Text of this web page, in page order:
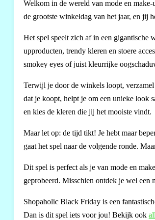
Welkom in de wereld van mode en
de grootste winkeldag van het jaar, en jij
Het spel speelt zich af in een gigantische
upproducten, trendy kleren en stoere
smokey eyes of juist kleurrijke
Terwijl je door de winkels loopt, verzamel
dat je koopt, helpt je om een unieke look
en kies de kleren die jij het mooiste vindt.
Maar let op: de tijd tikt! Je hebt maar
gaat het spel naar de volgende ronde.
Dit spel is perfect als je van mode en
geprobeerd. Misschien ontdek je wel een
Shopaholic Black Friday is een
Dan is dit spel iets voor jou! Bekijk ook